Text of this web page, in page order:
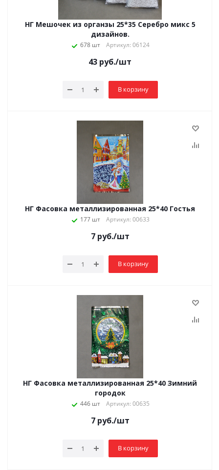
НГ Мешочек из органзы 25*35 Серебро микс 5
дизайнов.
678 шт Артикул: 06124
43 руб./шт
В корзину
НГ Фасовка металлизированная 25*40 Гостья
177 шт Артикул: 00633
7руб./шт
В корзину
НГ Фасовка металлизированная 25*40 Зимний
городок
446 шт Артикул: 00635
7руб./шт
В корзину